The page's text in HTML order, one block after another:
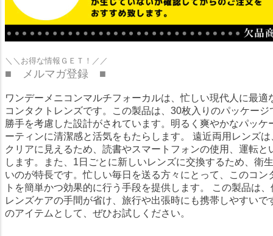
＼＼お得な情報ＧＥＴ！／／
■ メルマガ登録 ■
ワンデーメニコンマルチフォーカルは、忙しい現代人に最適
コンタクトレンズです。この製品は、30枚入りのパッケー
勝手を考慮した設計がされています。明るく爽やかなパッケ
ーティンに清潔感と活気をもたらします。 遠近両用レンズ
クリアに見えるため、読書やスマートフォンの使用、運転と
します。また、1日ごとに新しいレンズに交換するため、衛
いのが特長です。忙しい毎日を送る方々にとって、このコン
トを簡単かつ効果的に行う手段を提供します。 この製品は
レンズケアの手間が省け、旅行や出張時にも携帯しやすいで
のアイテムとして、ぜひお試しください。